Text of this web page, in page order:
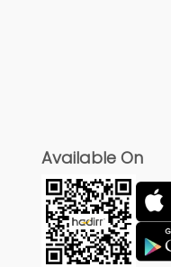
Available On